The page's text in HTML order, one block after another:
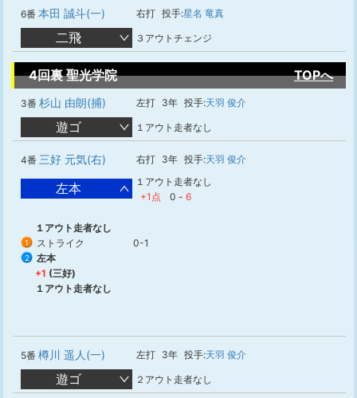
6番 本田 誠斗(一) 右打 投手:星名 竜真
二飛 ３アウトチェンジ
4回裏 聖光学院 TOPへ
3番 杉山 由朗(捕) 左打 3年 投手:天羽 俊介
遊ゴ １アウト走者なし
4番 三好 元気(右) 右打 3年 投手:天羽 俊介
左本
１アウト走者なし
+1点
0 - 6
１アウト走者なし
1 ストライク 0-1
2
左本
+1 (三好)
１アウト走者なし
5番 樽川 遥人(一) 左打 3年 投手:天羽 俊介
遊ゴ ２アウト走者なし